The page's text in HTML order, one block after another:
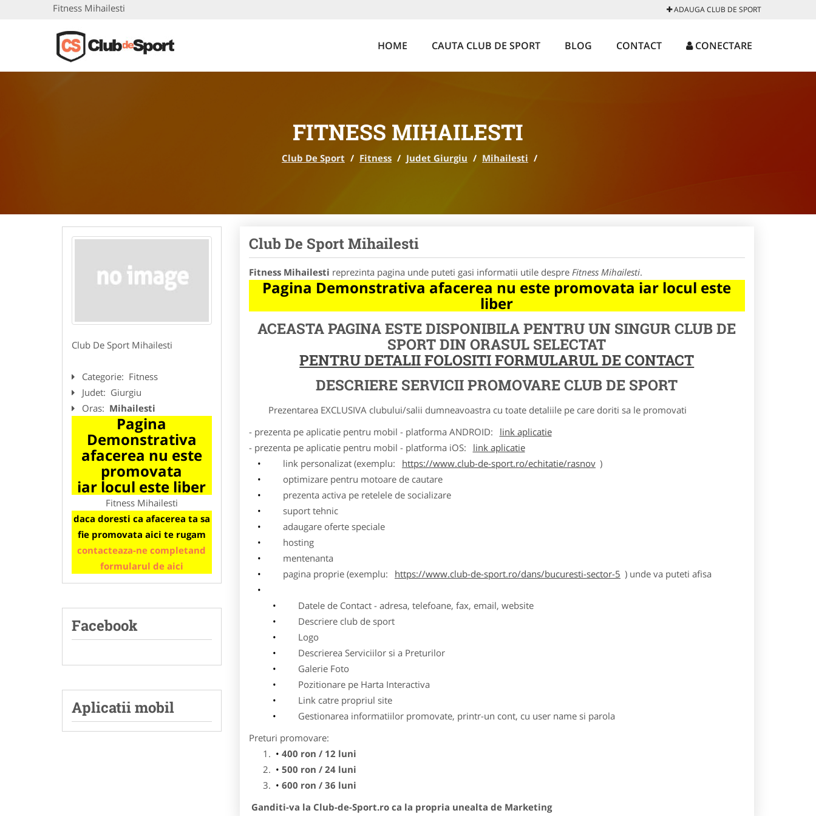
Fitness Mihailesti ADAUGA CLUB DE SPORT
HOME CAUTA CLUB DE SPORT BLOG CONTACT CONECTARE
FITNESS MIHAILESTI
Club De Sport / Fitness / Judet Giurgiu / Mihailesti /
Club De Sport Mihailesti
Categorie: Fitness
Judet: Giurgiu
Oras: Mihailesti
Pagina
Demonstrativa
afacerea nu este
promovata
iar locul este liber
Fitness Mihailesti
daca doresti ca afacerea ta sa
fie promovata aici te rugam
contacteaza-ne completand
formularul de aici
Facebook
Aplicatii mobil
Club De Sport Mihailesti
Fitness Mihailesti reprezinta pagina unde puteti gasi informatii utile despre Fitness Mihailesti.
Pagina Demonstrativa afacerea nu este promovata iar locul este
liber
ACEASTA PAGINA ESTE DISPONIBILA PENTRU UN SINGUR CLUB DE
SPORT DIN ORASUL SELECTAT
PENTRU DETALII FOLOSITI FORMULARUL DE CONTACT
DESCRIERE SERVICII PROMOVARE CLUB DE SPORT
Prezentarea EXCLUSIVA clubului/salii dumneavoastra cu toate detaliile pe care doriti sa le promovati
- prezenta pe aplicatie pentru mobil - platforma ANDROID:
link aplicatie
- prezenta pe aplicatie pentru mobil - platforma iOS:
link aplicatie
link personalizat (exemplu:
https://www.club-de-sport.ro/echitatie/rasnov )
optimizare pentru motoare de cautare
prezenta activa pe retelele de socializare
suport tehnic
adaugare oferte speciale
hosting
mentenanta
pagina proprie (exemplu:
https://www.club-de-sport.ro/dans/bucuresti-sector-5 ) unde va puteti afisa
Datele de Contact - adresa, telefoane, fax, email, website
Descriere club de sport
Logo
Descrierea Serviciilor si a Preturilor
Galerie Foto
Pozitionare pe Harta Interactiva
Link catre propriul site
Gestionarea informatiilor promovate, printr-un cont, cu user name si parola
Preturi promovare:
400 ron / 12 luni
500 ron / 24 luni
600 ron / 36 luni
Ganditi-va la Club-de-Sport.ro ca la propria unealta de Marketing